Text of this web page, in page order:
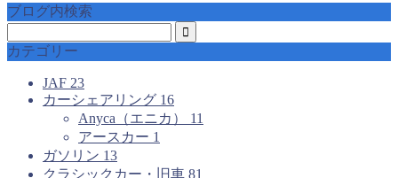
ブログ内検索
カテゴリー
JAF 23
カーシェアリング 16
Anyca（エニカ） 11
アースカー 1
ガソリン 13
クラシックカー・旧車 81